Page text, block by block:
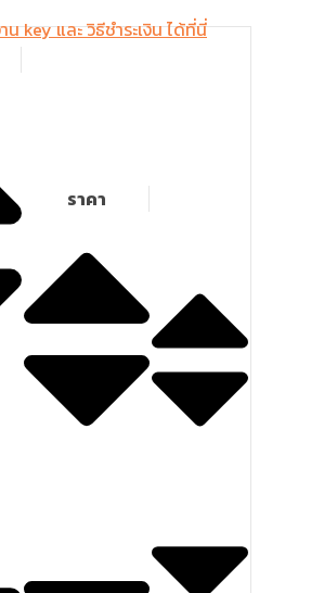
key และ วิธีชำระเงิน ได้ที่นี่
ราคา